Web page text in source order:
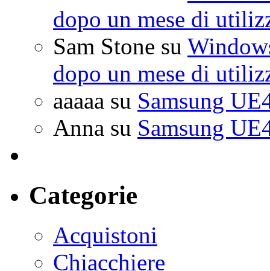
dopo un mese di
Sam Stone su
dopo un mese di
aaaaa su Samsung
Anna su Samsung
Categorie
Acquistoni
Chiacchiere